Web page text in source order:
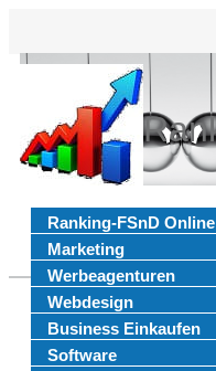
Ranking-FSnD Online
Marketing
Werbeagenturen
Webdesign
Business Einkaufen
Software